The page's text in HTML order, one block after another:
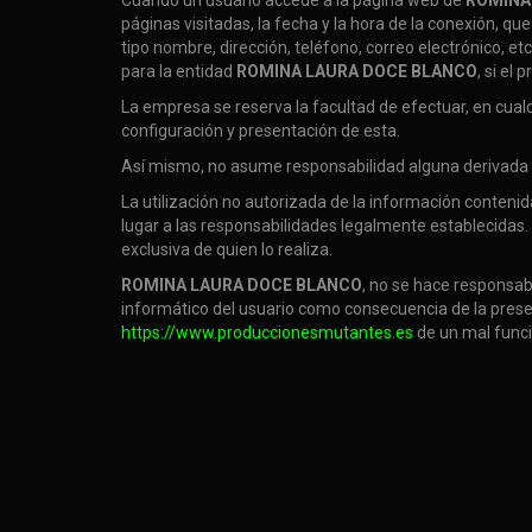
páginas visitadas, la fecha y la hora de la conexión,
tipo nombre, dirección, teléfono, correo electrónico,
para la entidad ROMINA LAURA DOCE BLANCO, si el
La empresa se reserva la facultad de efectuar, en
configuración y presentación de esta.
Así mismo, no asume responsabilidad alguna
La utilización no autorizada de la información
lugar a las responsabilidades legalmente
exclusiva de quien lo realiza.
ROMINA LAURA DOCE BLANCO, no se hace
informático del usuario como consecuencia de la
https://www.produccionesmutantes.es de un mal